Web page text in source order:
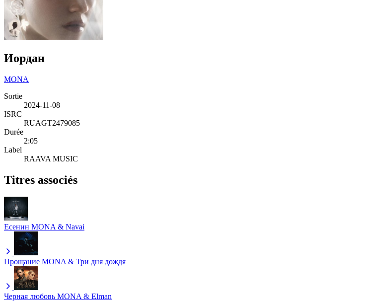
Иордан
MONA
Sortie
2024-11-08
ISRC
RUAGT2479085
Durée
2:05
Label
RAAVA MUSIC
Titres associés
Есенин MONA & Navai
Прощание MONA & Три дня дождя
Черная любовь MONA & Elman